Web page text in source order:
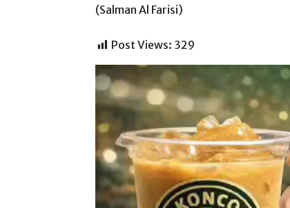
(Salman Al Farisi)
Post Views: 329